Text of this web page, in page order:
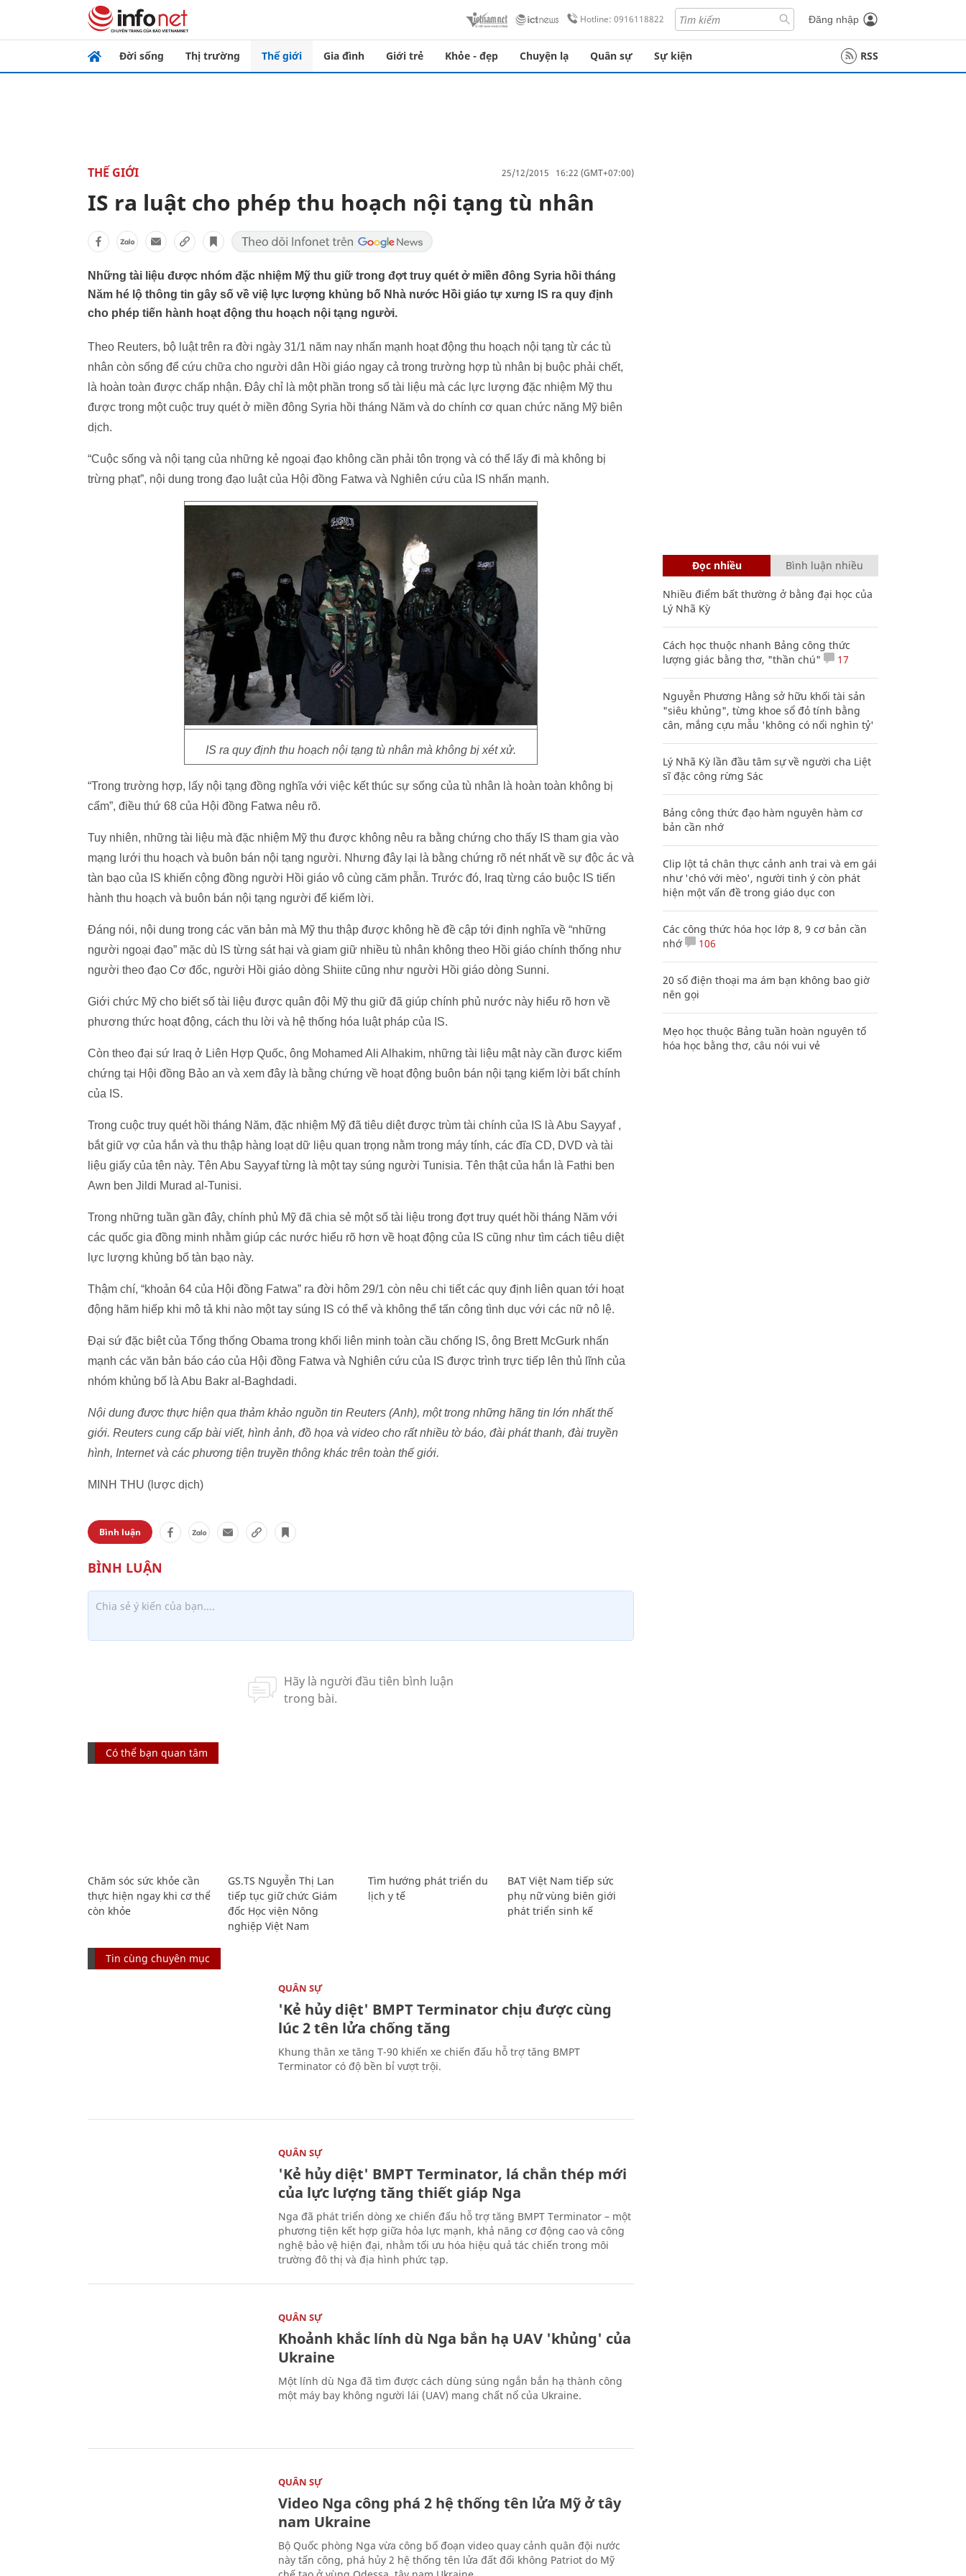
Hotline: 0916118822 Đăng nhập
Đời sống Thị trường Thế giới Gia đình Giới trẻ Khỏe - đẹp Chuyện lạ Quân sự Sự kiện RSS
THẾ GIỚI 25/12/2015 16:22 (GMT+07:00)
IS ra luật cho phép thu hoạch nội tạng tù nhân
Những tài liệu được nhóm đặc nhiệm Mỹ thu giữ trong đợt truy quét ở miền đông Syria hồi tháng
Năm hé lộ thông tin gây số về việ lực lượng khủng bố Nhà nước Hồi giáo tự xưng IS ra quy định
cho phép tiến hành hoạt động thu hoạch nội tạng người.
Theo Reuters, bộ luật trên ra đời ngày 31/1 năm nay nhấn mạnh hoạt động thu hoạch nội tạng từ các tù
nhân còn sống để cứu chữa cho người dân Hồi giáo ngay cả trong trường hợp tù nhân bị buộc phải chết,
là hoàn toàn được chấp nhận. Đây chỉ là một phần trong số tài liệu mà các lực lượng đặc nhiệm Mỹ thu
được trong một cuộc truy quét ở miền đông Syria hồi tháng Năm và do chính cơ quan chức năng Mỹ biên
dịch.
“Cuộc sống và nội tạng của những kẻ ngoại đạo không cần phải tôn trọng và có thể lấy đi mà không bị
trừng phạt”, nội dung trong đạo luật của Hội đồng Fatwa và Nghiên cứu của IS nhấn mạnh.
IS ra quy định thu hoạch nội tạng tù nhân mà không bị xét xử.
“Trong trường hợp, lấy nội tạng đồng nghĩa với việc kết thúc sự sống của tù nhân là hoàn toàn không bị
cấm”, điều thứ 68 của Hội đồng Fatwa nêu rõ.
Tuy nhiên, những tài liệu mà đặc nhiệm Mỹ thu được không nêu ra bằng chứng cho thấy IS tham gia vào
mạng lưới thu hoạch và buôn bán nội tạng người. Nhưng đây lại là bằng chứng rõ nét nhất về sự độc ác và
tàn bạo của IS khiến cộng đồng người Hồi giáo vô cùng căm phẫn. Trước đó, Iraq từng cáo buộc IS tiến
hành thu hoạch và buôn bán nội tạng người để kiếm lời.
Đáng nói, nội dung trong các văn bản mà Mỹ thu thập được không hề đề cập tới định nghĩa về “những
người ngoại đạo” mặc dù IS từng sát hại và giam giữ nhiều tù nhân không theo Hồi giáo chính thống như
người theo đạo Cơ đốc, người Hồi giáo dòng Shiite cũng như người Hồi giáo dòng Sunni.
Giới chức Mỹ cho biết số tài liệu được quân đội Mỹ thu giữ đã giúp chính phủ nước này hiểu rõ hơn về
phương thức hoạt động, cách thu lời và hệ thống hóa luật pháp của IS.
Còn theo đại sứ Iraq ở Liên Hợp Quốc, ông Mohamed Ali Alhakim, những tài liệu mật này cần được kiểm
chứng tại Hội đồng Bảo an và xem đây là bằng chứng về hoạt động buôn bán nội tạng kiếm lời bất chính
của IS.
Trong cuộc truy quét hồi tháng Năm, đặc nhiệm Mỹ đã tiêu diệt được trùm tài chính của IS là Abu Sayyaf ,
bắt giữ vợ của hắn và thu thập hàng loạt dữ liệu quan trọng nằm trong máy tính, các đĩa CD, DVD và tài
liệu giấy của tên này. Tên Abu Sayyaf từng là một tay súng người Tunisia. Tên thật của hắn là Fathi ben
Awn ben Jildi Murad al-Tunisi.
Trong những tuần gần đây, chính phủ Mỹ đã chia sẻ một số tài liệu trong đợt truy quét hồi tháng Năm với
các quốc gia đồng minh nhằm giúp các nước hiểu rõ hơn về hoạt động của IS cũng như tìm cách tiêu diệt
lực lượng khủng bố tàn bạo này.
Thậm chí, “khoản 64 của Hội đồng Fatwa” ra đời hôm 29/1 còn nêu chi tiết các quy định liên quan tới hoạt
động hãm hiếp khi mô tả khi nào một tay súng IS có thể và không thể tấn công tình dục với các nữ nô lệ.
Đại sứ đặc biệt của Tổng thống Obama trong khối liên minh toàn cầu chống IS, ông Brett McGurk nhấn
mạnh các văn bản báo cáo của Hội đồng Fatwa và Nghiên cứu của IS được trình trực tiếp lên thủ lĩnh của
nhóm khủng bố là Abu Bakr al-Baghdadi.
Nội dung được thực hiện qua thảm khảo nguồn tin Reuters (Anh), một trong những hãng tin lớn nhất thế
giới. Reuters cung cấp bài viết, hình ảnh, đồ họa và video cho rất nhiều tờ báo, đài phát thanh, đài truyền
hình, Internet và các phương tiện truyền thông khác trên toàn thế giới.
MINH THU (lược dịch)
Bình luận
Có thể bạn quan tâm
Chăm sóc sức khỏe cần
thực hiện ngay khi cơ thể
còn khỏe
GS.TS Nguyễn Thị Lan
tiếp tục giữ chức Giám
đốc Học viện Nông
nghiệp Việt Nam
Tìm hướng phát triển du
lịch y tế
BAT Việt Nam tiếp sức
phụ nữ vùng biên giới
phát triển sinh kế
Tin cùng chuyên mục
QUÂN SỰ
'Kẻ hủy diệt' BMPT Terminator chịu được cùng
lúc 2 tên lửa chống tăng
Khung thân xe tăng T-90 khiến xe chiến đấu hỗ trợ tăng BMPT
Terminator có độ bền bỉ vượt trội.
QUÂN SỰ
'Kẻ hủy diệt' BMPT Terminator, lá chắn thép mới
của lực lượng tăng thiết giáp Nga
Nga đã phát triển dòng xe chiến đấu hỗ trợ tăng BMPT Terminator – một
phương tiện kết hợp giữa hỏa lực mạnh, khả năng cơ động cao và công
nghệ bảo vệ hiện đại, nhằm tối ưu hóa hiệu quả tác chiến trong môi
trường đô thị và địa hình phức tạp.
QUÂN SỰ
Khoảnh khắc lính dù Nga bắn hạ UAV 'khủng' của
Ukraine
Một lính dù Nga đã tìm được cách dùng súng ngắn bắn hạ thành công
một máy bay không người lái (UAV) mang chất nổ của Ukraine.
QUÂN SỰ
Video Nga công phá 2 hệ thống tên lửa Mỹ ở tây
nam Ukraine
Bộ Quốc phòng Nga vừa công bố đoạn video quay cảnh quân đội nước
này tấn công, phá hủy 2 hệ thống tên lửa đất đối không Patriot do Mỹ
Đọc nhiều Bình luận nhiều
Nhiều điểm bất thường ở bằng đại học của
Lý Nhã Kỳ
Cách học thuộc nhanh Bảng công thức
lượng giác bằng thơ, "thần chú"
17
Nguyễn Phương Hằng sở hữu khối tài sản
"siêu khủng", từng khoe sổ đỏ tính bằng
cân, mắng cựu mẫu 'không có nổi nghìn tỷ'
Lý Nhã Kỳ lần đầu tâm sự về người cha Liệt
sĩ đặc công rừng Sác
Bảng công thức đạo hàm nguyên hàm cơ
bản cần nhớ
Clip lột tả chân thực cảnh anh trai và em gái
như 'chó với mèo', người tinh ý còn phát
hiện một vấn đề trong giáo dục con
Các công thức hóa học lớp 8, 9 cơ bản cần
nhớ
106
20 số điện thoại ma ám bạn không bao giờ
nên gọi
Mẹo học thuộc Bảng tuần hoàn nguyên tố
hóa học bằng thơ, câu nói vui vẻ